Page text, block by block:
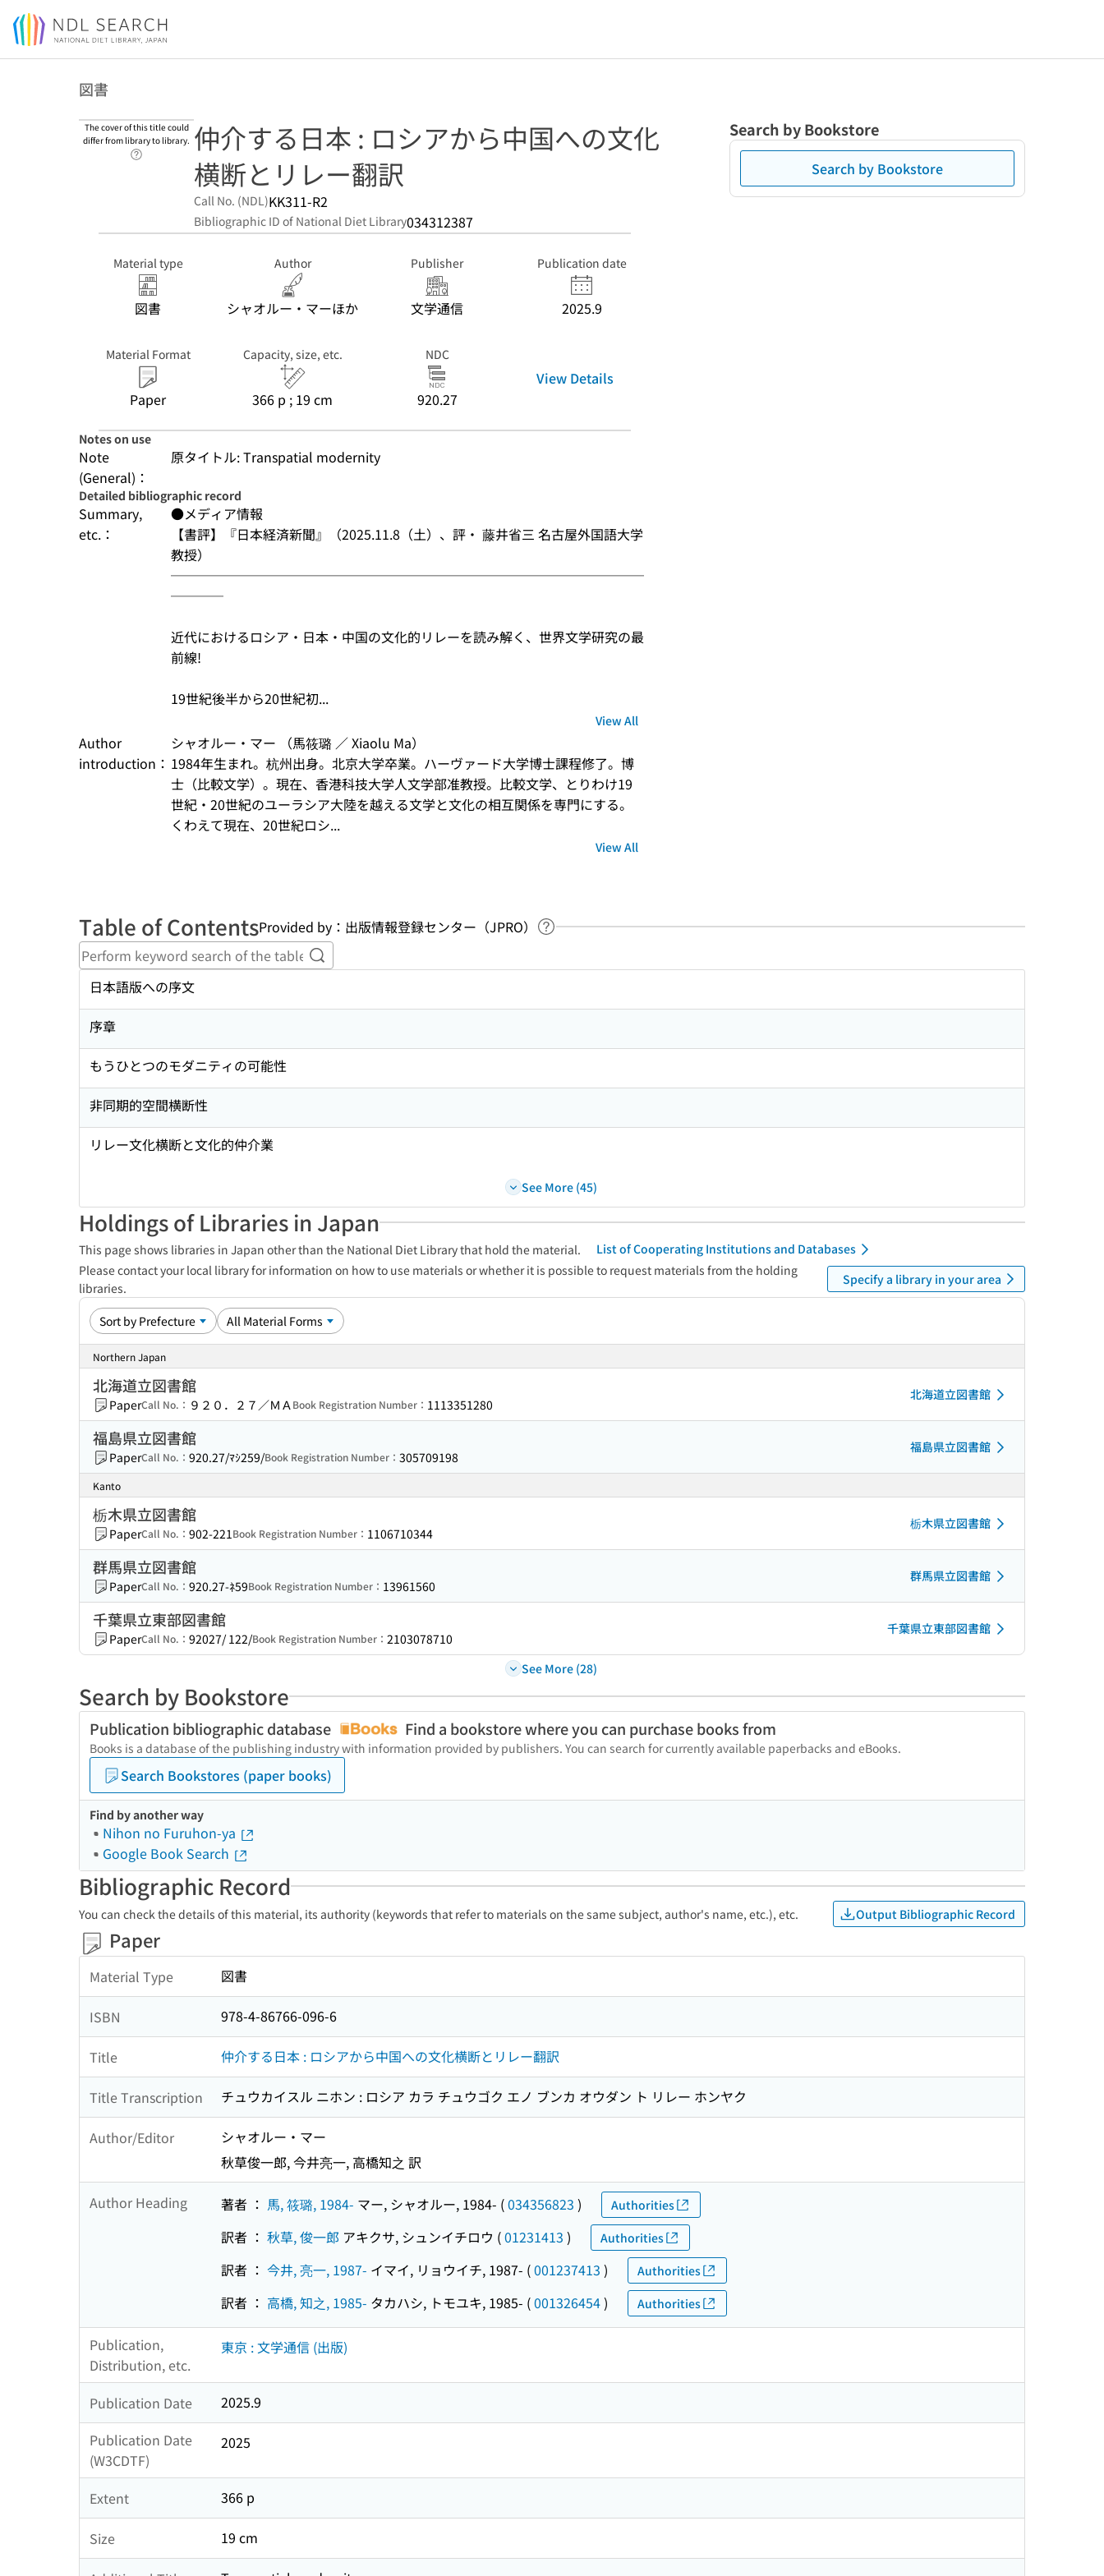
Jump to main content
図書
The cover of this title could
differ from library to library.
Link to Help Page仲介する日本 : ロシアから中国への文化
横断とリレー翻訳
Call No. (NDL)KK311-R2
Bibliographic ID of National Diet Library034312387
Material type
図書
Author
シャオルー・マーほか
Publisher
文学通信
Publication date
2025.9
Material Format
Paper
Capacity, size, etc.
366 p ; 19 cm
NDC
920.27
View Details
Notes on use
Note
(General)：
原タイトル: Transpatial modernity
Detailed bibliographic record
Summary,
etc.：
●メディア情報
【書評】『日本経済新聞』（2025.11.8（土）、評・ 藤井省三 名古屋外国語大学
教授）
────────────────────────────────────
────
近代におけるロシア・日本・中国の文化的リレーを読み解く、世界文学研究の最
前線!
19世紀後半から20世紀初...
View All
Author
introduction：
シャオルー・マー （馬筱璐 ／ Xiaolu Ma）
1984年生まれ。杭州出身。北京大学卒業。ハーヴァード大学博士課程修了。博
士（比較文学）。現在、香港科技大学人文学部准教授。比較文学、とりわけ19
世紀・20世紀のユーラシア大陸を越える文学と文化の相互関係を専門にする。
くわえて現在、20世紀ロシ...
View All
Search by Bookstore
Search by Bookstore
Table of ContentsProvided by：出版情報登録センター（JPRO）
Link to Help Page
Perform keyword search of the table of contents
日本語版への序文
序章
もうひとつのモダニティの可能性
非同期的空間横断性
リレー文化横断と文化的仲介業
See More (45)
Holdings of Libraries in Japan
This page shows libraries in Japan other than the National Diet Library that hold the material.
List of Cooperating Institutions and Databases
Please contact your local library for information on how to use materials or whether it is possible to request materials from the holding
libraries.
Specify a library in your area
Northern Japan
北海道立図書館
PaperCall No.： ９２０．２７／ＭＡBook Registration Number： 1113351280
北海道立図書館
福島県立図書館
PaperCall No.： 920.27/ﾏｼ259/Book Registration Number： 305709198
福島県立図書館
Kanto
栃木県立図書館
PaperCall No.： 902-221Book Registration Number： 1106710344
栃木県立図書館
群馬県立図書館
PaperCall No.： 920.27-ﾈ59Book Registration Number： 13961560
群馬県立図書館
千葉県立東部図書館
PaperCall No.： 92027/ 122/Book Registration Number： 2103078710
千葉県立東部図書館
See More (28)
Search by Bookstore
Publication bibliographic database Find a bookstore where you can purchase books from
Books is a database of the publishing industry with information provided by publishers. You can search for currently available paperbacks and eBooks.
Search Bookstores (paper books)
Find by another way
Nihon no Furuhon-ya
Google Book Search
Bibliographic Record
You can check the details of this material, its authority (keywords that refer to materials on the same subject, author's name, etc.), etc. Output Bibliographic Record
Paper
Material Type 図書
ISBN 978-4-86766-096-6
Title 仲介する日本 : ロシアから中国への文化横断とリレー翻訳
Title Transcription チュウカイスル ニホン : ロシア カラ チュウゴク エノ ブンカ オウダン ト リレー ホンヤク
Author/Editor
シャオルー・マー
秋草俊一郎, 今井亮一, 高橋知之 訳
Author Heading 著者 ： 馬, 筱璐, 1984- マー, シャオルー, 1984- (034356823 ) Authorities
訳者 ： 秋草, 俊一郎 アキクサ, シュンイチロウ (01231413 ) Authorities
訳者 ： 今井, 亮一, 1987- イマイ, リョウイチ, 1987- (001237413 ) Authorities
訳者 ： 高橋, 知之, 1985- タカハシ, トモユキ, 1985- (001326454) Authorities
Publication,
Distribution, etc.
東京 : 文学通信 (出版)
Publication Date
2025.9
Publication Date
(W3CDTF)
2025
Extent 366 p
Size 19 cm